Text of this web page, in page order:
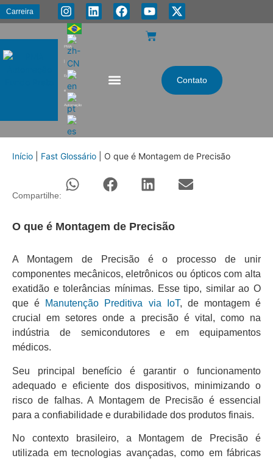
Carreira
PMA
|
Energia
e
Automação
Contato
Início Fast Glossário O que é Montagem de Precisão
Compartilhe:
O que é Montagem de Precisão
A Montagem de Precisão é o processo de unir
componentes mecânicos, eletrônicos ou ópticos com alta
exatidão e tolerâncias mínimas. Esse tipo, similar ao O
que é
Manutenção Preditiva via IoT, de montagem é
crucial em setores onde a precisão é vital, como na
indústria de semicondutores e em equipamentos
médicos.
Seu principal benefício é garantir o funcionamento
adequado e eficiente dos dispositivos, minimizando o
risco de falhas. A Montagem de Precisão é essencial
para a confiabilidade e durabilidade dos produtos finais.
No contexto brasileiro, a Montagem de Precisão é
utilizada em tecnologias avançadas, como em fábricas